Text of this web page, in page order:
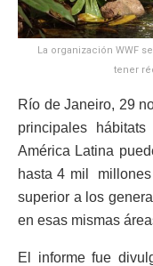
La organización WWF
tener
Río de Janeiro, 29
principales
América Latina
hasta 4 mil
superior a los
en esas mismas
El informe fue